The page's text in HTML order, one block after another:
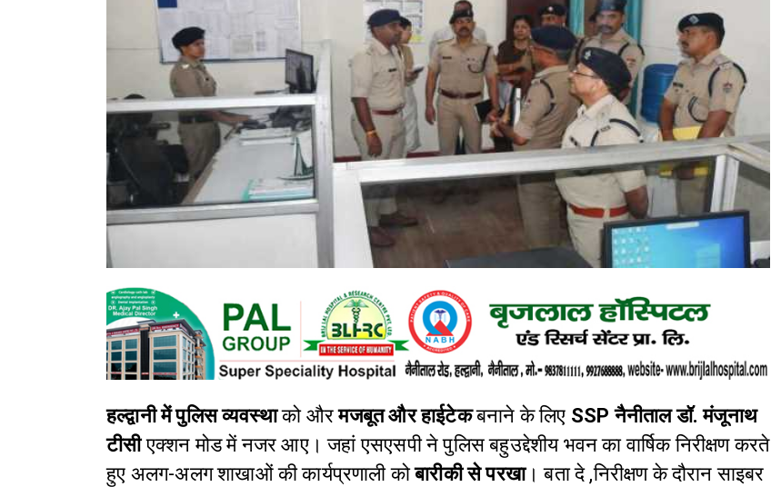
हल्द्वानी में पुलिस व्यवस्थाको औरमजबूत और हाईटेकबनाने के लिए SSP नैनीताल डॉ. मंजूनाथ
टीसीएक्शन मोड में नजर आए। जहां एसएसपी ने पुलिस बहुउद्देशीय भवन का वार्षिक निरीक्षण करते
हुए अलग-अलग शाखाओं की कार्यप्रणाली कोबारीकी से परखा।बता दे ,निरीक्षण के दौरान साइबर